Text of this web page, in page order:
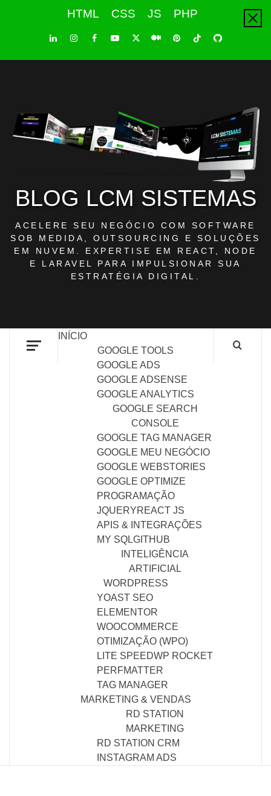
HTML CSS JS PHP
LinkedInInstagramFacebookYoutube
X PinterestTiktokGithub
BLOG LCM SISTEMAS
ACELERE SEU NEGÓCIO COM SOFTWARE
SOB MEDIDA, OUTSOURCING E SOLUÇÕES
EM NUVEM. EXPERTISE EM REACT, NODE
E LARAVEL PARA IMPULSIONAR SUA
ESTRATÉGIA DIGITAL.
INÍCIO
GOOGLE TOOLS
GOOGLE ADS
GOOGLE ADSENSE
GOOGLE ANALYTICS
GOOGLE SEARCH
CONSOLE
GOOGLE TAG MANAGER
GOOGLE MEU NEGÓCIO
GOOGLE WEBSTORIES
GOOGLE OPTIMIZE
PROGRAMAÇÃO
JQUERYREACT JS
APIS & INTEGRAÇÕES
MY SQLGITHUB
INTELIGÊNCIA
ARTIFICIAL
WORDPRESS
YOAST SEO
ELEMENTOR
WOOCOMMERCE
OTIMIZAÇÃO (WPO)
LITE SPEEDWP ROCKET
PERFMATTER
TAG MANAGER
MARKETING & VENDAS
RD STATION
MARKETING
RD STATION CRM
INSTAGRAM ADS